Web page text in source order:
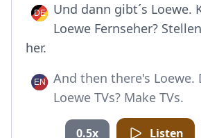
Und dann gibt´s Loewe.
Loewe Fernseher?
her.
And then there's Loewe.
Loewe TVs? Make TVs.
0.5x Listen